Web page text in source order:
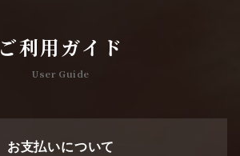
ご利用ガイド
User Guide
お支払いについて